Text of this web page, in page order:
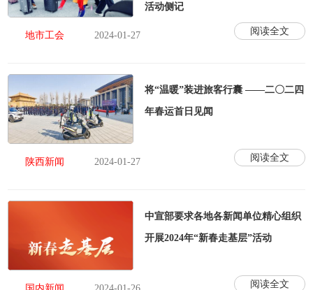
活动侧记
地市工会 2024-01-27 阅读全文
将“温暖”装进旅客行囊 ——二〇二四
年春运首日见闻
陕西新闻 2024-01-27 阅读全文
中宣部要求各地各新闻单位精心组织
开展2024年“新春走基层”活动
阅读全文